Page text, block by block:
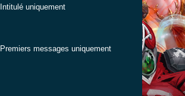
Intitulé uniquement
Premiers messages uniquement